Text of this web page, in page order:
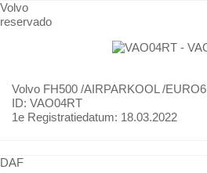
Volvo
reservado
Volvo FH500 /AIRPARKOOL /EURO6
ID: VAO04RT
1e Registratiedatum: 18.03.2022
DAF